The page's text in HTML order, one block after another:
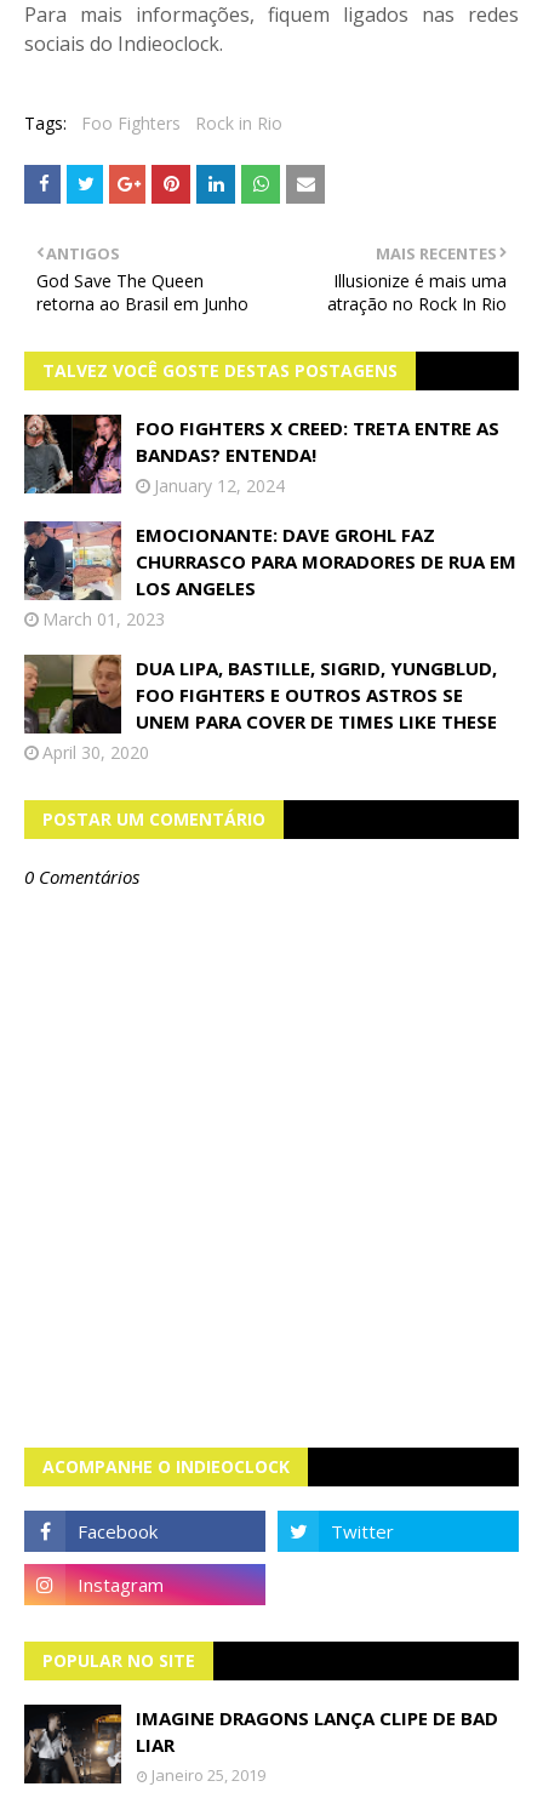
Para mais informações, fiquem ligados nas redes
sociais do Indieoclock.
Tags: Foo Fighters Rock in Rio
MAIS RECENTES
Illusionize é mais uma
atração no Rock In Rio
ANTIGOS
God Save The Queen
retorna ao Brasil em Junho
TALVEZ VOCÊ GOSTE DESTAS POSTAGENS
FOO FIGHTERS X CREED: TRETA ENTRE AS
BANDAS? ENTENDA!
January 12, 2024
EMOCIONANTE: DAVE GROHL FAZ
CHURRASCO PARA MORADORES DE RUA EM
LOS ANGELES
March 01, 2023
DUA LIPA, BASTILLE, SIGRID, YUNGBLUD,
FOO FIGHTERS E OUTROS ASTROS SE
UNEM PARA COVER DE TIMES LIKE THESE
April 30, 2020
POSTAR UM COMENTÁRIO
0 Comentários
ACOMPANHE O INDIEOCLOCK
POPULAR NO SITE
IMAGINE DRAGONS LANÇA CLIPE DE BAD
LIAR
Janeiro 25, 2019